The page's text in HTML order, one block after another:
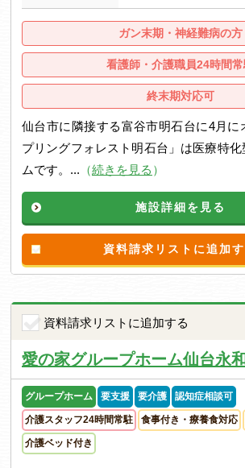
ガン末期・神経難病の方
看護師・介護職員24時間
終末期対応可
仙台市に隣接する富谷市明石台に4月に
プリングフォレスト明石台」は医療特
ムです。... （続きを見る ）
施設詳細を見る
資料請求リストに追加す
資料請求リストに追加する
愛の家グループホーム仙台永
グループホーム 要支援 要介護 認知症相談可
介護スタッフ24時間常駐 食事付き・療養食対応
介護ベッド付き